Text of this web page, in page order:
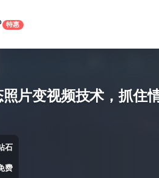
特惠
片变视频技术，抓住
石
费